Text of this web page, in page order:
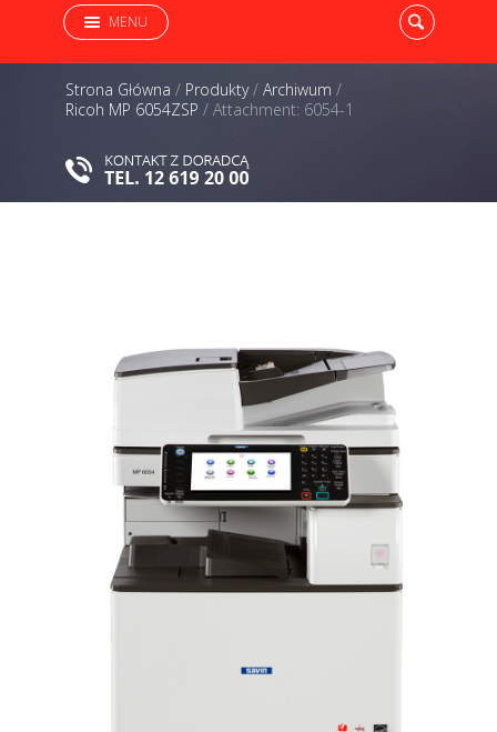
MENU
Strona Główna / Produkty/ Archiwum /
Ricoh MP 6054ZSP / Attachment: 6054-1